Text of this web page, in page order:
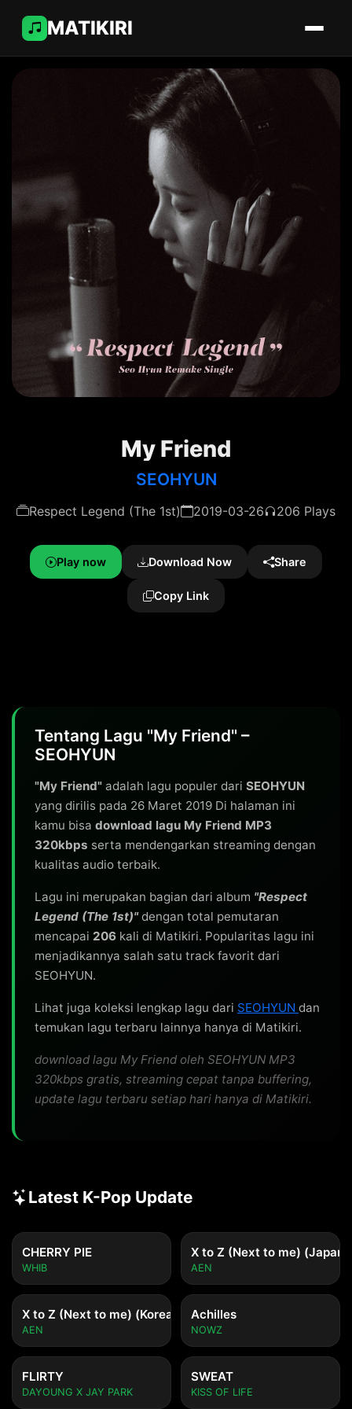
MATIKIRI
My Friend
SEOHYUN
Respect Legend (The 1st) 2019-03-26 206 Plays
Play now Download Now Share
Copy Link
Tentang Lagu "My Friend" –
SEOHYUN
"My Friend" adalah lagu populer dari SEOHYUN
yang dirilis pada 26 Maret 2019 Di halaman ini
kamu bisa download lagu My Friend MP3
320kbps serta mendengarkan streaming dengan
kualitas audio terbaik.
Lagu ini merupakan bagian dari album "Respect
Legend (The 1st)"dengan total pemutaran
mencapai 206 kali di Matikiri. Popularitas lagu ini
menjadikannya salah satu track favorit dari
SEOHYUN.
Lihat juga koleksi lengkap lagu dari SEOHYUN dan
temukan lagu terbaru lainnya hanya di Matikiri.
download lagu My Friend oleh SEOHYUN MP3
320kbps gratis, streaming cepat tanpa buffering,
update lagu terbaru setiap hari hanya di Matikiri.
Latest K-Pop Update
CHERRY PIE
WHIB
X to Z (Next to me)
AEN
X to Z (Next to me) (Korean ver.)
AEN
Achilles
NOWZ
FLIRTY
DAYOUNG X JAY PARK
SWEAT
KISS OF LIFE